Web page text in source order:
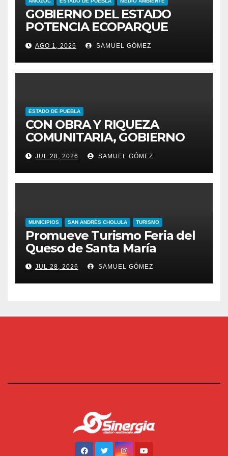
GOBIERNO DEL ESTADO
POTENCIA ECOPARQUE
PENSAR EN GRANDE COMO
REFERENTE AMBIENTAL
AGO 1, 2026 SAMUEL GÓMEZ
ESTADO DE PUEBLA
CON OBRA Y RIQUEZA
COMUNITARIA, GOBIERNO
ESTATAL INCENTIVA AL
TALENTO ARTESANAL
JUL 28, 2026 SAMUEL GÓMEZ
MUNICIPIOS SAN ANDRÉS CHOLULA TURISMO
Promueve Turismo Feria del
Queso de Santa María
JUL 28, 2026 SAMUEL GÓMEZ